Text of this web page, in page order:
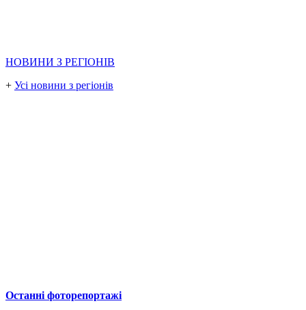
НОВИНИ З РЕГІОНІВ
+ Усі новини з регіонів
Останні фоторепортажі